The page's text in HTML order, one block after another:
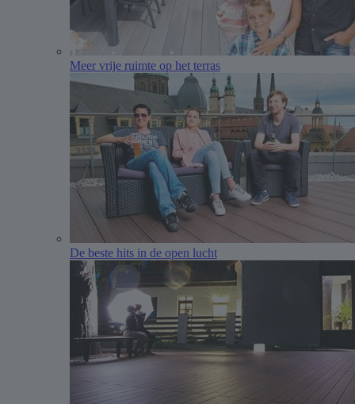
Meer vrije ruimte op het terras
De beste hits in de open lucht